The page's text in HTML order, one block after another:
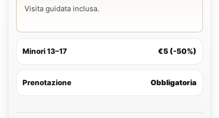
Visita guidata inclusa.
Minori 13–17 €5 (-50%)
Prenotazione Obbligatoria